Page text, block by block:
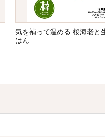
気を補って温める 桜海老と
はん